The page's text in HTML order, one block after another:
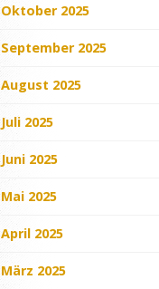
Oktober 2025
September 2025
August 2025
Juli 2025
Juni 2025
Mai 2025
April 2025
März 2025